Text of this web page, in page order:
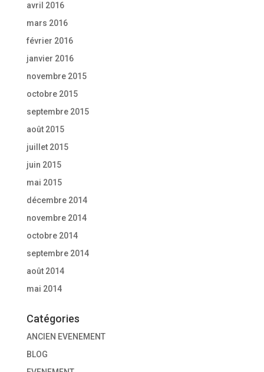
avril 2016
mars 2016
février 2016
janvier 2016
novembre 2015
octobre 2015
septembre 2015
août 2015
juillet 2015
juin 2015
mai 2015
décembre 2014
novembre 2014
octobre 2014
septembre 2014
août 2014
mai 2014
Catégories
ANCIEN EVENEMENT
BLOG